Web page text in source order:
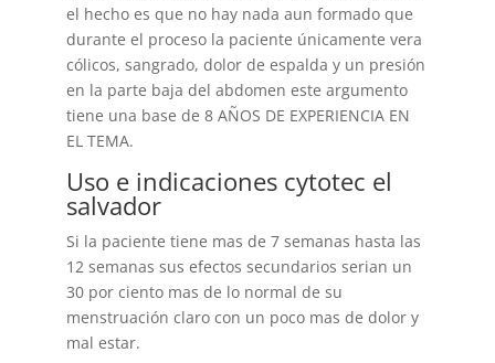
el hecho es que no hay nada aun formado que
durante el proceso la paciente únicamente vera
cólicos, sangrado, dolor de espalda y un presión
en la parte baja del abdomen este argumento
tiene una base de 8 AÑOS DE EXPERIENCIA EN
EL TEMA.
Uso e indicaciones cytotec el
salvador
Si la paciente tiene mas de 7 semanas hasta las
12 semanas sus efectos secundarios serian un
30 por ciento mas de lo normal de su
menstruación claro con un poco mas de dolor y
mal estar.